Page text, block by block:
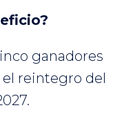
ganadores
reintegro del